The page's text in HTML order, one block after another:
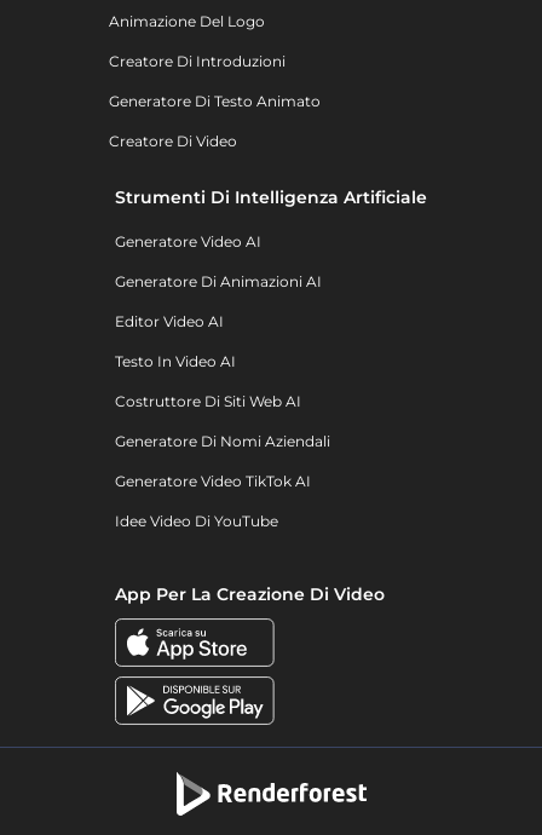
Animazione Del Logo
Creatore Di Introduzioni
Generatore Di Testo Animato
Creatore Di Video
Strumenti Di Intelligenza Artificiale
Generatore Video AI
Generatore Di Animazioni AI
Editor Video AI
Testo In Video AI
Costruttore Di Siti Web AI
Generatore Di Nomi Aziendali
Generatore Video TikTok AI
Idee Video Di YouTube
App Per La Creazione Di Video